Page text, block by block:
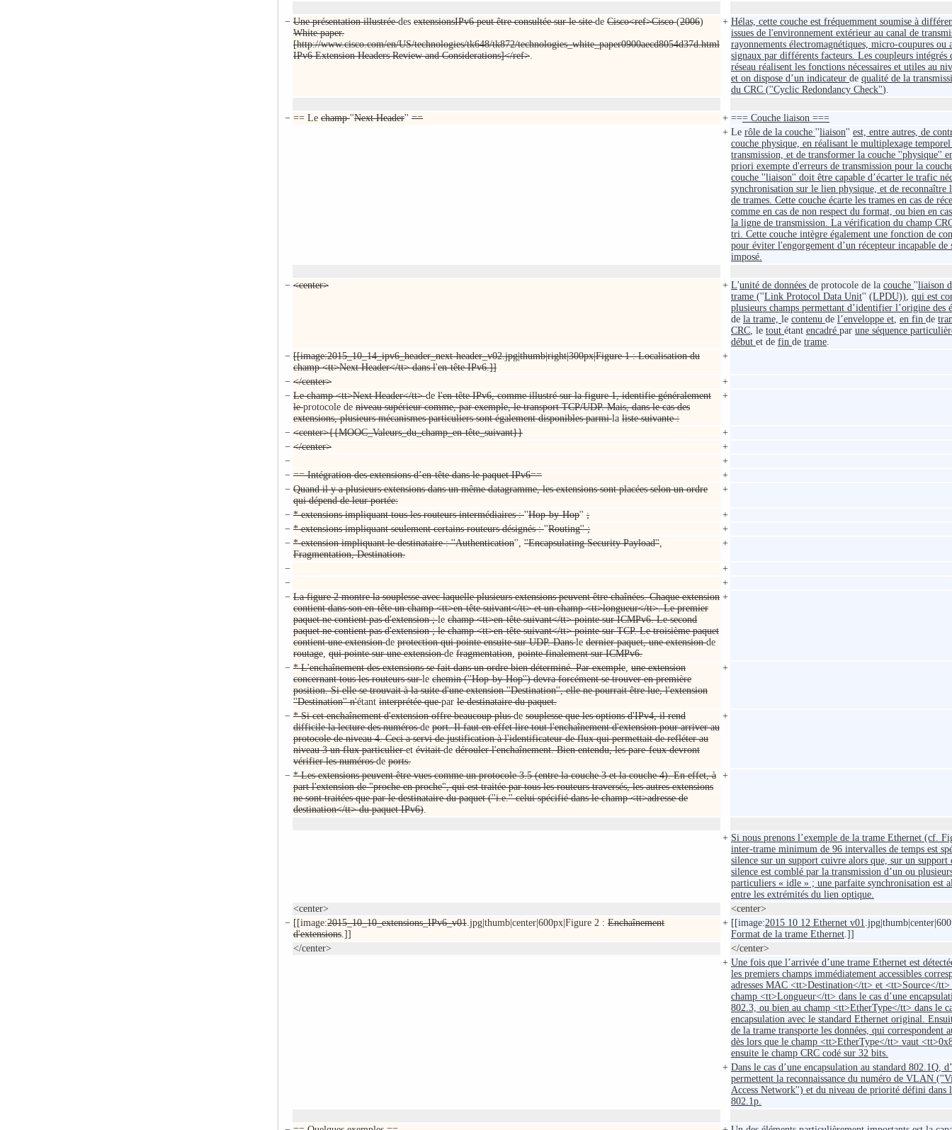
− Une présentation illustréedes extensionsIPv6 peut être consultée sur le sitede Cisco<ref>Cisco(2006)
White paper.
[http://www.cisco.com/en/US/technologies/tk648/tk872/technologies_white_paper0900aecd8054d37d.html
IPv6 Extension Headers Review and Considerations]</ref>.
+ Hélas, cette couche est fréquemment soumise à
issues de l'environnement extérieur au canal de
rayonnements électromagnétiques, micro-coupures ou
signaux par différents facteurs. Les coupleurs intégrés
réseau réalisent les fonctions nécessaires et utiles au
et on dispose d’un indicateur de qualité de la
du CRC (''Cyclic Redondancy Check'').
− == Le champ''Next Header'' == + === Couche liaison ===
+ Le rôle de la couche ''liaison'' est, entre autres, de
couche physique, en réalisant le multiplexage
transmission, et de transformer la couche ''physique''
priori exempte d'erreurs de transmission pour la
couche ''liaison'' doit être capable d’écarter le trafic
synchronisation sur le lien physique, et de reconnaître
de trames. Cette couche écarte les trames en cas de
comme en cas de non respect du format, ou bien en
la ligne de transmission. La vérification du champ
tri. Cette couche intègre également une fonction de
pour éviter l'engorgement d’un récepteur incapable
imposé.
− <center> + L'unité de données de protocole de la couche ''liaison
trame (''Link Protocol Data Unit'' (LPDU)), qui est
plusieurs champs permettant d’identifier l’origine des
de la trame, le contenu de l’enveloppe et, en fin de
CRC, le tout étant encadré par une séquence
début et de fin de trame.
− [[image:2015_10_14_ipv6_header_next-header_v02.jpg|thumb|right|300px|Figure 1 : Localisation du
champ <tt>Next Header</tt> dans l'en-tête IPv6.]]
+
− </center>
+
− Le champ <tt>Next Header</tt>de l'en-tête IPv6, comme illustré sur la figure 1, identifie généralement
leprotocole de niveau supérieur comme, par exemple, le transport TCP/UDP. Mais, dans le cas des
extensions, plusieurs mécanismes particuliers sont également disponibles parmila liste suivante :
+
− <center>{{MOOC_Valeurs_du_champ_en-tête_suivant}}
+
− </center>
+
−
+
− == Intégration des extensions d’en-tête dans le paquet IPv6==
+
− Quand il y a plusieurs extensions dans un même datagramme, les extensions sont placées selon un ordre
qui dépend de leur portée:
+
− * extensions impliquant tous les routeurs intermédiaires :''Hop-by-Hop'' ;
+
− * extensions impliquant seulement certains routeurs désignés :''Routing'' ;
+
− * extension impliquant le destinataire : ''Authentication'', ''Encapsulating Security Payload'',
Fragmentation, Destination.
+
−
+
−
+
− La figure 2 montre la souplesse avec laquelle plusieurs extensions peuvent être chaînées. Chaque extension
contient dans son en-tête un champ <tt>en-tête suivant</tt> et un champ <tt>longueur</tt>. Le premier
paquet ne contient pas d'extension ;le champ <tt>en-tête suivant</tt> pointe sur ICMPv6. Le second
paquet ne contient pas d'extension ; le champ <tt>en-tête suivant</tt> pointe sur TCP. Le troisième paquet
contient une extensionde protection qui pointe ensuite sur UDP. Dansle dernier paquet, une extensionde
routage, qui pointe sur une extensionde fragmentation, pointe finalement sur ICMPv6.
+
− * L'enchaînement des extensions se fait dans un ordre bien déterminé. Par exemple, une extension
concernant tous les routeurs surle chemin (''Hop-by-Hop'') devra forcément se trouver en première
position. Si elle se trouvait à la suite d'une extension ''Destination'', elle ne pourrait être lue, l'extension
''Destination'' n'étant interprétée quepar le destinataire du paquet.
+
− * Si cet enchaînement d'extension offre beaucoup plusde souplesse que les options d'IPv4, il rend
difficile la lecture des numérosde port. Il faut en effet lire tout l'enchaînement d'extension pour arriver au
protocole de niveau 4. Ceci a servi de justification à l'identificateur de flux qui permettait de refléter au
niveau 3 un flux particulieret évitaitde dérouler l'enchaînement. Bien entendu, les pare-feux devront
vérifier les numérosde ports.
+
− * Les extensions peuvent être vues comme un protocole 3.5 (entre la couche 3 et la couche 4). En effet, à
part l'extension de "proche en proche", qui est traitée par tous les routeurs traversés, les autres extensions
ne sont traitées que par le destinataire du paquet (''i.e.'' celui spécifié dans le champ <tt>adresse de
destination</tt> du paquet IPv6).
+
+ Si nous prenons l’exemple de la trame Ethernet (cf.
inter-trame minimum de 96 intervalles de temps est
silence sur un support cuivre alors que, sur un support
silence est comblé par la transmission d’un ou
particuliers « idle » ; une parfaite synchronisation est
entre les extrémités du lien optique.
<center>
<center>
− [[image:2015_10_10_extensions_IPv6_v01.jpg|thumb|center|600px|Figure 2 : Enchaînement
d'extensions.]]
+ [[image:2015 10 12 Ethernet v01
Format de la trame Ethernet.]]
</center>
</center>
+ Une fois que l’arrivée d’une trame Ethernet est
les premiers champs immédiatement accessibles
adresses MAC <tt>Destination</tt> et <tt>Source</
champ <tt>Longueur</tt> dans le cas d’une
802.3, ou bien au champ <tt>EtherType</tt> dans le
encapsulation avec le standard Ethernet original.
de la trame transporte les données, qui correspondent
dès lors que le champ <tt>EtherType</tt> vaut
ensuite le champ CRC codé sur 32 bits.
+ Dans le cas d’une encapsulation au standard 802.1Q,
permettent la reconnaissance du numéro de VLAN
Access Network'') et du niveau de priorité défini dans
802.1p.